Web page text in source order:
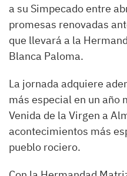
a su Simpecado entre
promesas renovadas
que llevará a la
Blanca Paloma.
La jornada adquiere
más especial en un año
Venida de la Virgen a
acontecimientos más
pueblo rociero.